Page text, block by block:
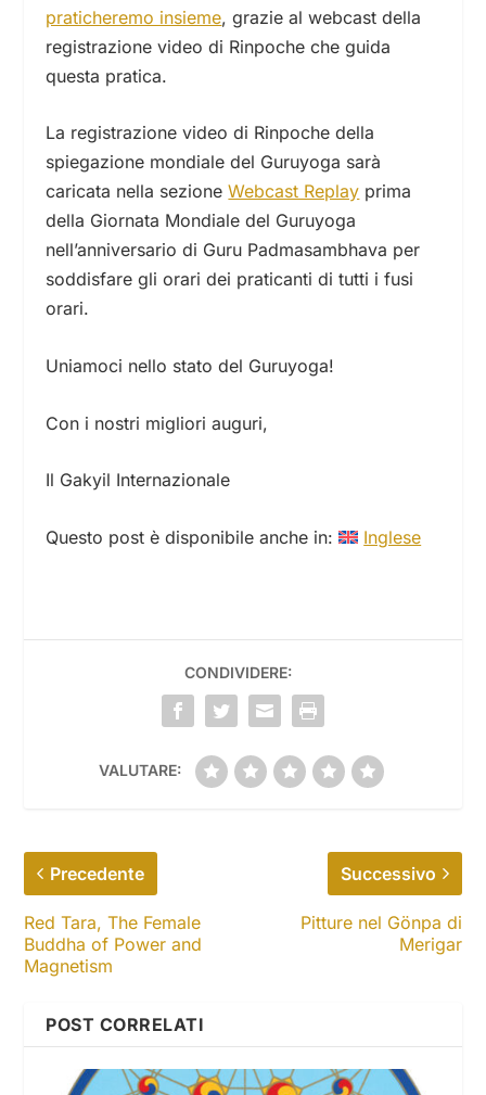
praticheremo insieme, grazie al webcast della
registrazione video di Rinpoche che guida
questa pratica.
La registrazione video di Rinpoche della
spiegazione mondiale del Guruyoga sarà
caricata nella sezioneWebcast Replay prima
della Giornata Mondiale del Guruyoga
nell’anniversario di Guru Padmasambhava per
soddisfare gli orari dei praticanti di tutti i fusi
orari.
Uniamoci nello stato del Guruyoga!
Con i nostri migliori auguri,
Il Gakyil Internazionale
Questo post è disponibile anche in: Inglese
CONDIVIDERE:
VALUTARE:
Precedente
Red Tara, The Female
Buddha of Power and
Magnetism
Successivo
Pitture nel Gönpa di
Merigar
POST CORRELATI